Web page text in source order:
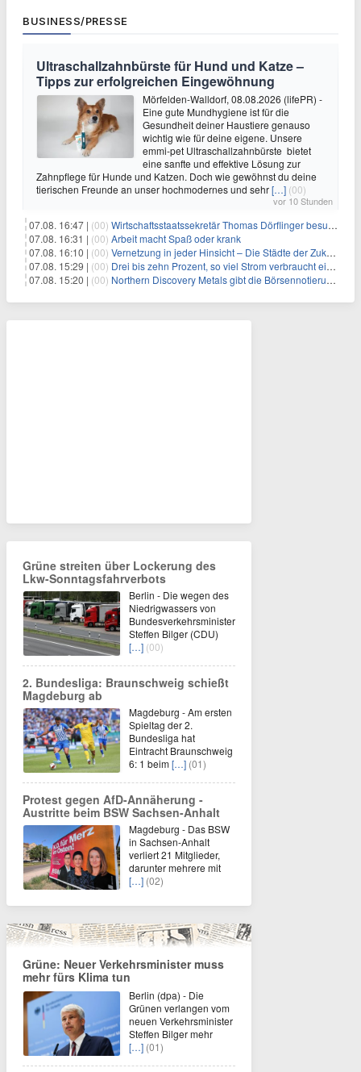
BUSINESS/PRESSE
Ultraschallzahnbürste für Hund und Katze –
Tipps zur erfolgreichen Eingewöhnung
Mörfelden-Walldorf, 08.08.2026 (lifePR) -
Eine gute Mundhygiene ist für die
Gesundheit deiner Haustiere genauso
wichtig wie für deine eigene. Unsere
emmi-pet Ultraschallzahnbürste bietet
eine sanfte und effektive Lösung zur
Zahnpflege für Hunde und Katzen. Doch wie gewöhnst du deine
tierischen Freunde an unser hochmodernes und sehr[…] (00)
vor 10 Stunden
07.08. 16:47 | (00) Wirtschaftsstaatssekretär Thomas Dörflinger besucht Handwerksbetrieb im Kammerbezirk Freiburg
07.08. 16:31 | (00) Arbeit macht Spaß oder krank
07.08. 16:10 | (00) Vernetzung in jeder Hinsicht – Die Städte der Zukunft sind grün-blau
07.08. 15:29 | (00) Drei bis zehn Prozent, so viel Strom verbraucht ein Aufzug im Gebäude
07.08. 15:20 | (00) Northern Discovery Metals gibt die Börsennotierung an der Frankfurter Wertpapierbörse bekannt
Grüne streiten über Lockerung des
Lkw-Sonntagsfahrverbots
Berlin - Die wegen des
Niedrigwassers von
Bundesverkehrsminister
Steffen Bilger (CDU)
[…] (00)
2. Bundesliga: Braunschweig schießt
Magdeburg ab
Magdeburg - Am ersten
Spieltag der 2.
Bundesliga hat
Eintracht Braunschweig
6: 1 beim[…] (01)
Protest gegen AfD-Annäherung -
Austritte beim BSW Sachsen-Anhalt
Magdeburg - Das BSW
in Sachsen-Anhalt
verliert 21 Mitglieder,
darunter mehrere mit
[…] (02)
Grüne: Neuer Verkehrsminister muss
mehr fürs Klima tun
Berlin (dpa) - Die
Grünen verlangen vom
neuen Verkehrsminister
Steffen Bilger mehr
[…] (01)